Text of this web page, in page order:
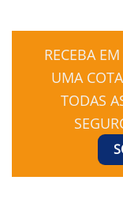
RECEBA
UMA
TODAS